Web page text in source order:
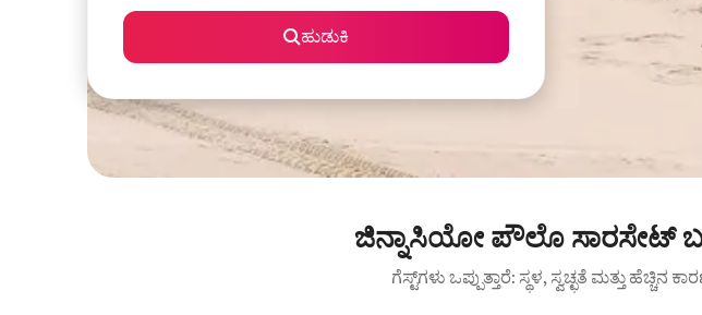
ಹುಡುಕಿ
ಜಿನ್ನಾಸಿಯೋ ಪೌಲೊ ಸಾರಸೇಟ್
ಗೆಸ್ಟ್‌ಗಳು ಒಪ್ಪುತ್ತಾರೆ: ಸ್ಥಳ, ಸ್ವಚ್ಛತೆ ಮತ್ತು ಹೆಚ್ಚಿನ